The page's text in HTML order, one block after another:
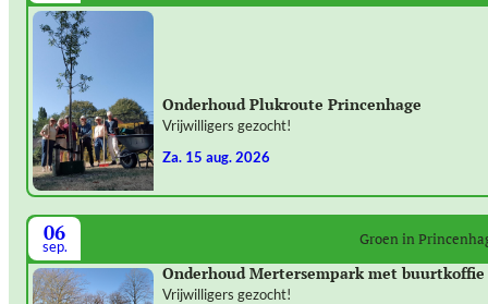
Onderhoud Plukroute Princenhage
Vrijwilligers gezocht!
za. 15 aug. 2026
06
sep. Groen in
Onderhoud Mertersempark met buurtkoffie
Vrijwilligers gezocht!